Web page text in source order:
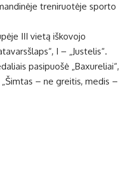
treniruotėje sporto
III vietą iškovojo
I – „Justelis“.
pasipuošė „Baxureliai“,
– ne greitis, medis –